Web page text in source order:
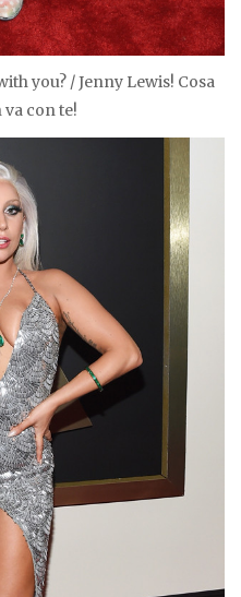
you? / Jenny Lewis! Cosa
va con te!